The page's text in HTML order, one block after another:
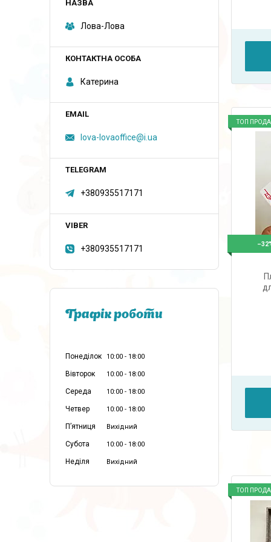
ТОП
ТОП
Лова-Лова
Катерина
lova-lovaoffice@i.ua
+380935517171
+380935517171
Графік роботи
Понеділок 10:00 18:00
Вівторок 10:00 18:00
Середа 10:00 18:00
Четвер 10:00 18:00
Пʼятниця Вихідний
Субота 10:00 18:00
Неділя Вихідний